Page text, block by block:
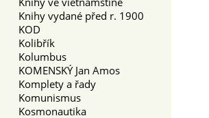
Knihy vydané před r. 1900
KOD
Kolibřík
Kolumbus
KOMENSKÝ Jan Amos
Komplety a řady
Komunismus
Kosmonautika